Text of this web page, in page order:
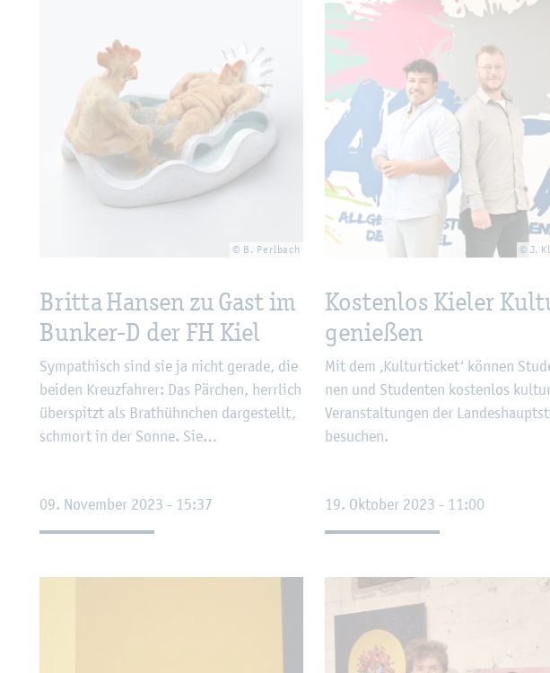
© B. Perl­bach
Brit­ta Han­sen zu Gast im
Bun­ker-D der FH Kiel
Sym­pa­thisch sind sie ja nicht ge­ra­de, die
bei­den Kreuz­fah­rer: Das Pär­chen, herr­lich
über­spitzt als Brat­hühn­chen dar­ge­stellt,
schmort in der Sonne. Sie…
09. No­vem­ber 2023 - 15:37
© J.
Kos­ten­los Kie­ler
ge­nie­ßen
Mit dem ‚Kul­tur­ti­cket‘ kön­nen
nen und Stu­den­ten kos­ten­los
Ver­an­stal­tun­gen der
be­su­chen.
19. Ok­to­ber 2023 - 11:00